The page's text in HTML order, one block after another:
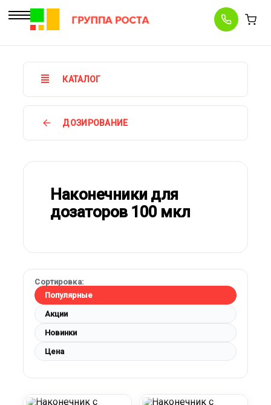
КАТАЛОГ
ДОЗИРОВАНИЕ
Наконечники для
дозаторов 100 мкл
Сортировка:
Популярные
Акции
Новинки
Цена